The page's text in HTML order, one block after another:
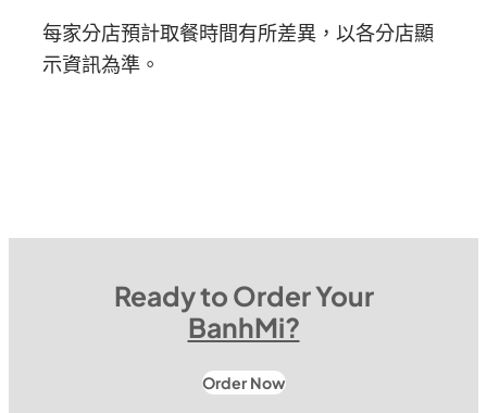
每家分店預計取餐時間有所差異，以各分店顯
示資訊為準。
Ready to Order Your
BanhMi?
Order Now